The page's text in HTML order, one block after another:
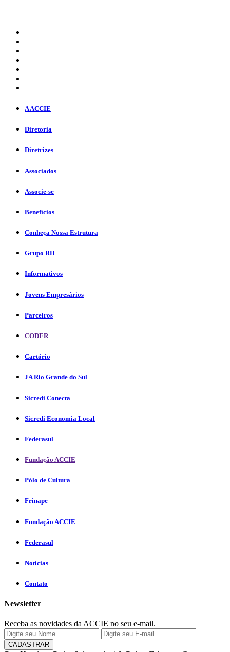
A ACCIE
Diretoria
Diretrizes
Associados
Associe-se
Benefícios
Conheça Nossa Estrutura
Grupo RH
Informativos
Jovens Empresários
Parceiros
CODER
Cartório
JA Rio Grande do Sul
Sicredi Conecta
Sicredi Economia Local
Federasul
Fundação ACCIE
Pólo de Cultura
Frinape
Fundação ACCIE
Federasul
Notícias
Contato
Newsletter
Receba as novidades da ACCIE no seu e-mail.